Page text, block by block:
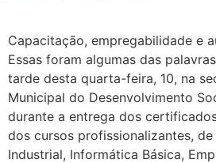
Capacitação, empregabilidade e
Essas foram algumas das
tarde desta quarta-feira, 10, na
Municipal do Desenvolvimento
durante a entrega dos
dos cursos profissionalizantes,
Industrial, Informática Básica,